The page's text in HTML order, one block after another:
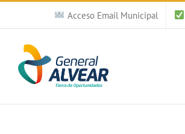
Saltar
contenido
Acceso Email Municipal